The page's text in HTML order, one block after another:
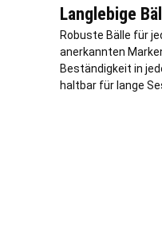
Langlebige
Robuste Bälle für
anerkannten
Beständigkeit in
haltbar für lange